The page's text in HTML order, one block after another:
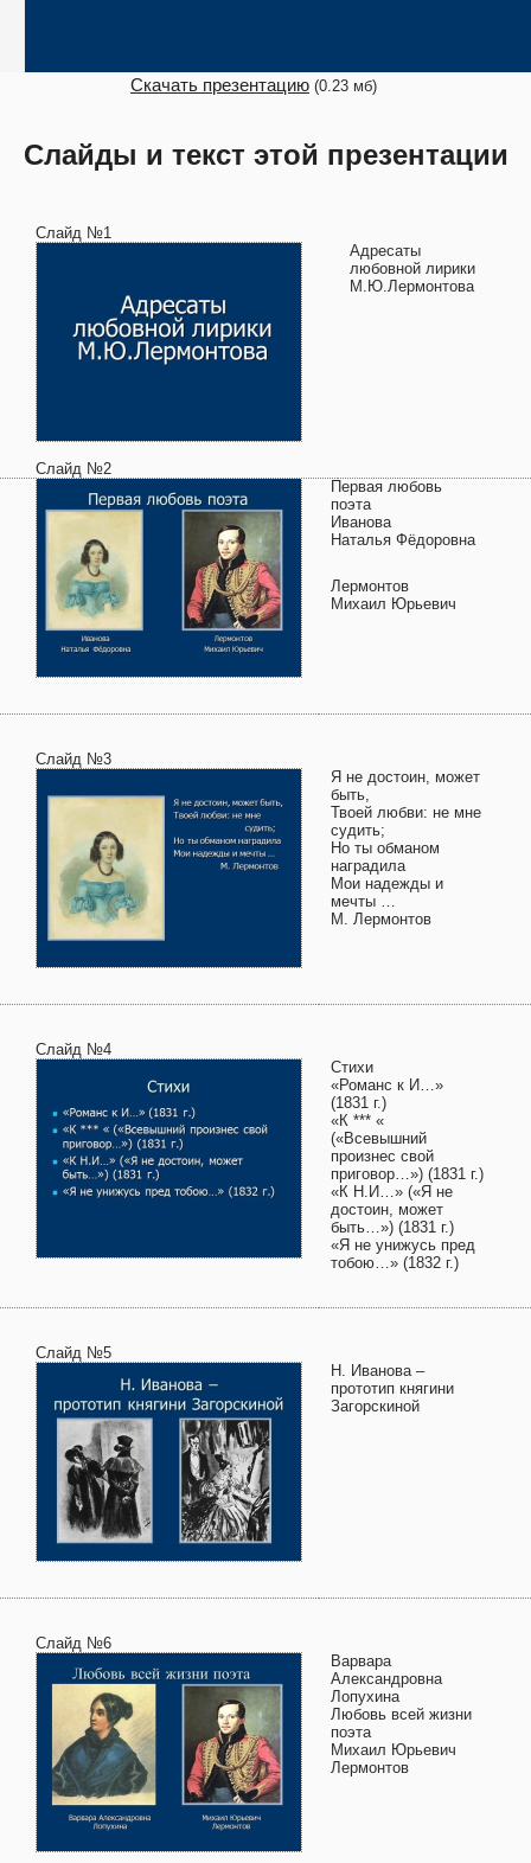
Скачать презентацию (0.23 мб)
Слайды и текст этой презентации
Слайд №1
Адресаты
любовной лирики
М.Ю.Лермонтова
Слайд №2
Первая любовь
поэта
Иванова
Наталья Фёдоровна
Лермонтов
Михаил Юрьевич
Слайд №3
Я не достоин, может
быть,
Твоей любви: не мне
судить;
Но ты обманом
наградила
Мои надежды и
мечты …
М. Лермонтов
Слайд №4
Стихи
«Романс к И…»
(1831 г.)
«К *** «
(«Всевышний
произнес свой
приговор…») (1831 г.)
«К Н.И…» («Я не
достоин, может
быть…») (1831 г.)
«Я не унижусь пред
тобою…» (1832 г.)
Слайд №5
Н. Иванова –
прототип княгини
Загорскиной
Слайд №6
Варвара
Александровна
Лопухина
Любовь всей жизни
поэта
Михаил Юрьевич
Лермонтов